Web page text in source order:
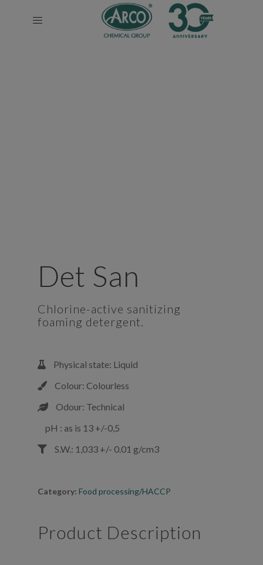
Det San
Chlorine-active sanitizing
foaming detergent.
Physical state: Liquid
Colour: Colourless
Odour: Technical
pH : as is 13 +/-0,5
S.W.: 1,033 +/- 0.01 g/cm3
Category:Food processing/HACCP
Product Description